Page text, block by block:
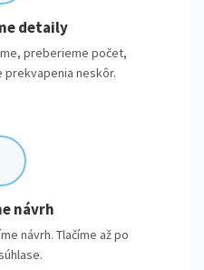
detaily
preberieme počet,
prekvapenia neskôr.
návrh
návrh. Tlačíme až po